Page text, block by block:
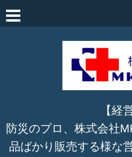
【経
防災のプロ、株式会社
品ばかり販売する様な